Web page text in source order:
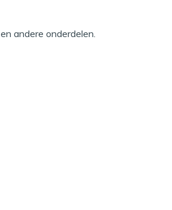
en andere onderdelen.